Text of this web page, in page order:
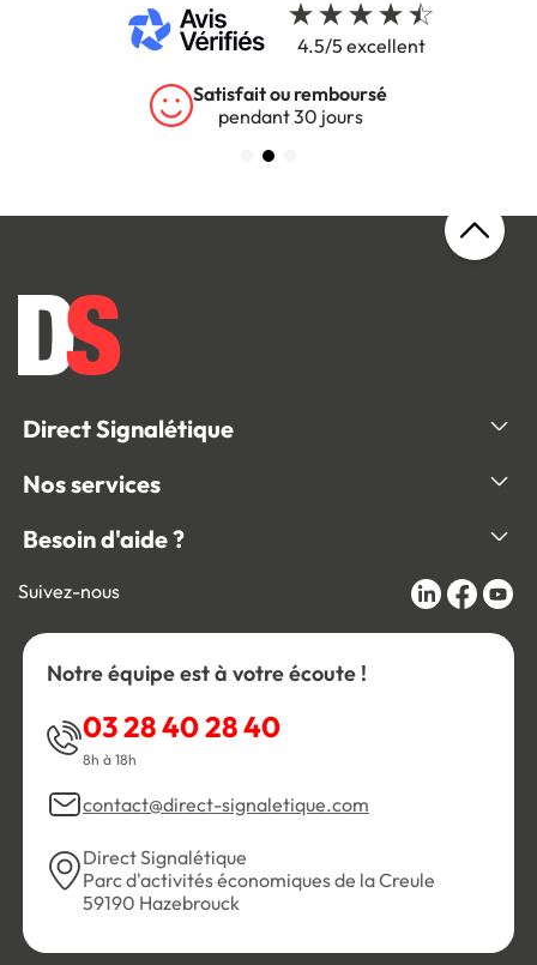
4.5/5 excellent
Satisfait ou remboursé
pendant 30 jours
Direct Signalétique
Nos services
Besoin d'aide ?
Suivez-nous
Notre équipe est à votre écoute !
03 28 40 28 40
8h à 18h
contact@direct-signaletique.com
Direct Signalétique
Parc d'activités économiques de la Creule
59190 Hazebrouck